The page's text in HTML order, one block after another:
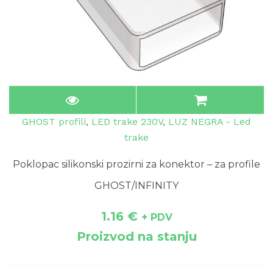
GHOST profili, LED trake 230V, LUZ NEGRA - Led
trake
Poklopac silikonski prozirni za konektor – za profile
GHOST/INFINITY
1.16 € + PDV
Proizvod na stanju